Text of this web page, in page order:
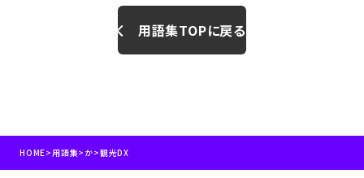
用語集TOPに戻る
HOME> 用語集> か>観光DX